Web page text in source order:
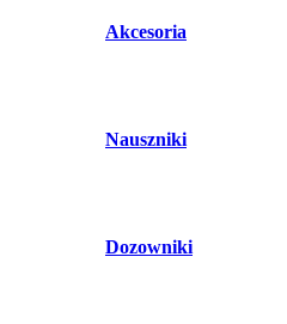
Akcesoria
Nauszniki
Dozowniki